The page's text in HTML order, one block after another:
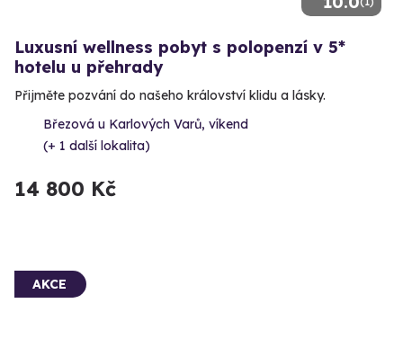
Luxusní wellness pobyt s polopenzí v 5*
hotelu u přehrady
Přijměte pozvání do našeho království klidu a lásky.
Březová u Karlových Varů, víkend
(+ 1 další lokalita)
14 800 Kč
AKCE